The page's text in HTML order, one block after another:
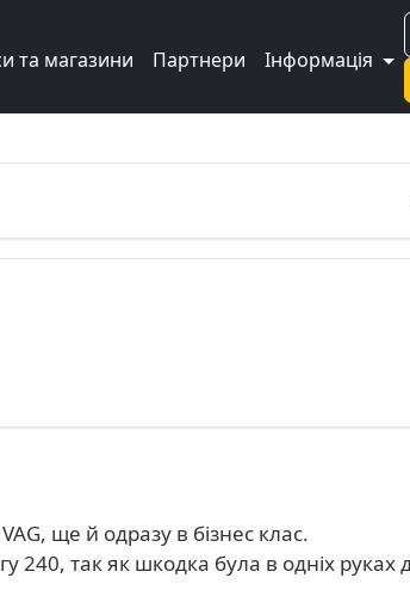
та магазини Партнери Інформація
ще й одразу в бізнес клас.
240, так як шкодка була в одніх руках